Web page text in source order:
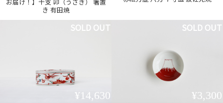
き 有田焼
¥14,630
SOLD OUT
¥3,300
SOLD OUT